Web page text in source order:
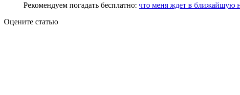
Рекомендуем погадать бесплатно: что меня ждет в ближайшую
Оцените статью